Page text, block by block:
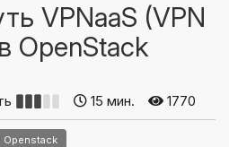
VPNaaS (VPN
OpenStack
15 мин. 1770
Openstack